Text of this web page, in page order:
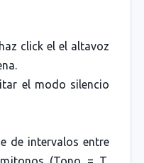
haz click el el altavoz
el modo silencio
de intervalos entre